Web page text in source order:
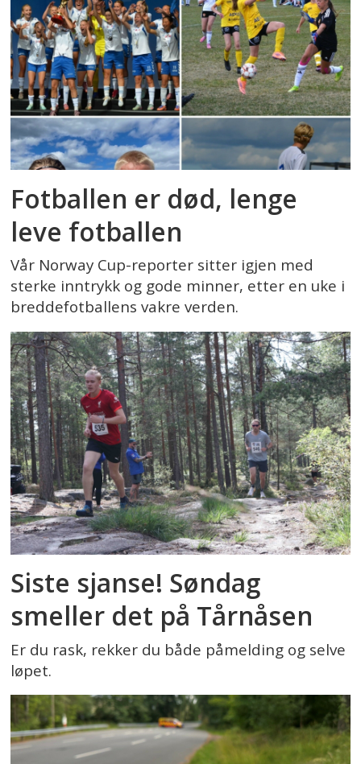
Fotballen er død, lenge
leve fotballen
Vår Norway Cup-reporter sitter igjen med
sterke inntrykk og gode minner, etter en uke i
breddefotballens vakre verden.
Siste sjanse! Søndag
smeller det på Tårnåsen
Er du rask, rekker du både påmelding og selve
løpet.